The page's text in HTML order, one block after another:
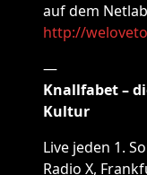
auf dem
http://
—
Knallfabet –
Kultur
Live jeden 1.
Radio X,